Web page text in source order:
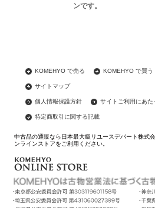
ンです。
KOMEHYO で売る KOMEHYO で買う
サイトマップ
個人情報保護方針 サイトご利用にあた
特定商取引に関する記載
中古品の通販なら日本最大級リユースデパート株式
ンラインストアをご利用ください。